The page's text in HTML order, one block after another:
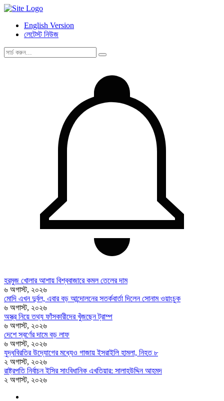
English Version
লেটেস্ট নিউজ
হরমুজ খোলার আশায় বিশ্ববাজারে কমল তেলের দাম
৬ অগাস্ট, ২০২৬
মোদি এখন দুর্বল, এবার বড় আন্দোলনের সতর্কবার্তা দিলেন সোনাম ওয়াংচুক
৬ অগাস্ট, ২০২৬
অস্ত্র নিয়ে তথ্য ফাঁসকারীদের খুঁজছেন ট্রাম্প
৬ অগাস্ট, ২০২৬
দেশে স্বর্ণের দামে বড় লাফ
৬ অগাস্ট, ২০২৬
যুদ্ধবিরতির উদ্যোগের মধ্যেও গাজায় ইসরাইলি হামলা, নিহত ৮
২ অগাস্ট, ২০২৬
রাষ্ট্রপতি নির্বাচন ইসির সাংবিধানিক এখতিয়ার: সালাহউদ্দিন আহমদ
২ অগাস্ট, ২০২৬